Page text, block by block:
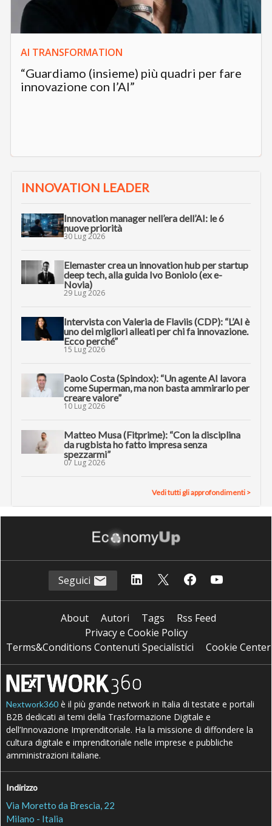
AI TRANSFORMATION
“Guardiamo (insieme) più quadri per fare
innovazione con l’AI”
INNOVATION LEADER
Innovation manager nell’era dell’AI: le 6
nuove priorità
30 Lug 2026
Elemaster crea un innovation hub per startup
deep tech, alla guida Ivo Boniolo (ex e-
Novia)
29 Lug 2026
Intervista con Valeria de Flaviis (CDP): “L’AI è
uno dei migliori alleati per chi fa innovazione.
Ecco perché”
15 Lug 2026
Paolo Costa (Spindox): “Un agente AI lavora
come Superman, ma non basta ammirarlo per
creare valore”
10 Lug 2026
Matteo Musa (Fitprime): “Con la disciplina
da rugbista ho fatto impresa senza
spezzarmi”
07 Lug 2026
Vedi tutti gli approfondimenti >
Seguici
About Autori Tags
Rss Feed
Privacy e Cookie Policy
Terms&Conditions Contenuti Specialistici
Cookie Center
Nextwork360 è il più grande network in Italia di testate e portali
B2B dedicati ai temi della Trasformazione Digitale e
dell’Innovazione Imprenditoriale. Ha la missione di diffondere la
cultura digitale e imprenditoriale nelle imprese e pubbliche
amministrazioni italiane.
Indirizzo
Via Moretto da Brescia, 22
Milano - Italia